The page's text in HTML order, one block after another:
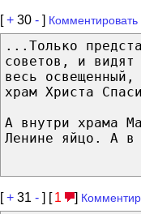
[+ 30 - ]
...Только
советов, и видят
весь
храм Христа
А внутри храма
Ленине яйцо. А
[+ 31 - ] [ 1 ]